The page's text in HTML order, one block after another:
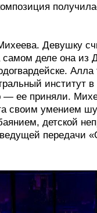
Девушку
самом деле она из
Алла
институт
— ее приняли.
своим умением
детской
передачи